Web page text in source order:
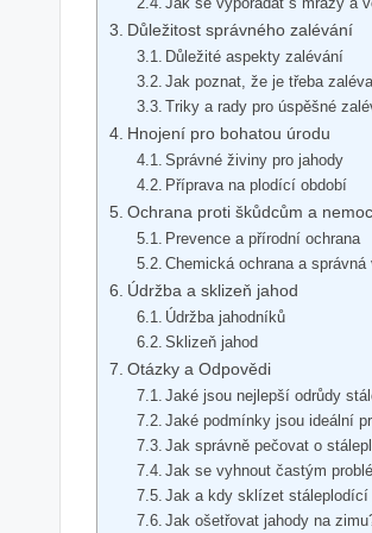
Důležitost správného zalévání
Důležité aspekty zalévání
Jak poznat, že je třeba
Triky a rady pro úspěšné
Hnojení pro bohatou úrodu
Správné živiny pro jahody
Příprava na plodící období
Ochrana proti škůdcům a
Prevence a přírodní ochrana
Chemická ochrana a správná
Údržba a sklizeň jahod
Údržba jahodníků
Sklizeň jahod
Otázky a Odpovědi
Jaké jsou nejlepší odrůdy
Jaké podmínky jsou ideální
Jak správně pečovat o
Jak se vyhnout častým
Jak a kdy sklízet stáleplodící
Jak ošetřovat jahody na